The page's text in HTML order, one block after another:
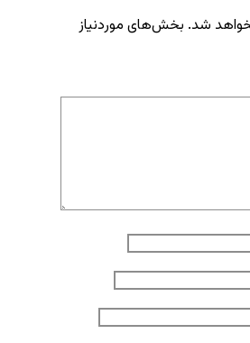
شد. بخش‌های موردنیاز